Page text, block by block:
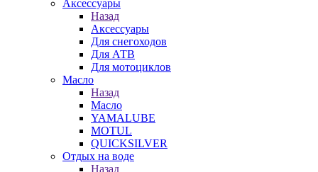
Аксессуары
Назад
Аксессуары
Для снегоходов
Для АТВ
Для мотоциклов
Масло
Назад
Масло
YAMALUBE
MOTUL
QUICKSILVER
Отдых на воде
Назад